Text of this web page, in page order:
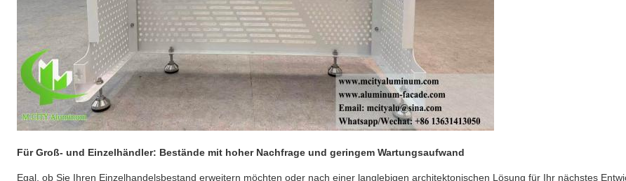
Für Groß- und Einzelhändler: Bestände mit hoher Nachfrage und geringem Wartungsaufwand
Egal, ob Sie Ihren Einzelhandelsbestand erweitern möchten oder nach einer langlebigen architektonischen Lösung für Ihr nächstes